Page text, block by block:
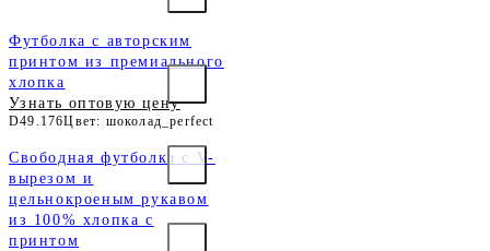
Футболка с авторским
принтом из премиального
хлопка
Узнать оптовую цену
D49.176Цвет: шоколад_perfect
Свободная футболка с V-
вырезом и
цельнокроеным рукавом
из 100% хлопка с
принтом